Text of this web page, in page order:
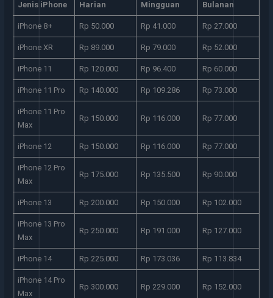
Jenis iPhone Harian Mingguan Bulanan
iPhone 8+ Rp 50.000 Rp 41.000 Rp 27.000
iPhone XR Rp 89.000 Rp 79.000 Rp 52.000
iPhone 11 Rp 120.000 Rp 96.400 Rp 60.000
iPhone 11 Pro Rp 140.000 Rp 109.286 Rp 73.000
iPhone 11 Pro
Max
Rp 150.000 Rp 116.000 Rp 77.000
iPhone 12 Rp 150.000 Rp 116.000 Rp 77.000
iPhone 12 Pro
Max
Rp 175.000 Rp 135.500 Rp 90.000
iPhone 13 Rp 200.000 Rp 150.000 Rp 102.000
iPhone 13 Pro
Max
Rp 250.000 Rp 191.000 Rp 127.000
iPhone 14 Rp 225.000 Rp 173.036 Rp 113.834
iPhone 14 Pro
Max
Rp 300.000 Rp 229.000 Rp 152.000